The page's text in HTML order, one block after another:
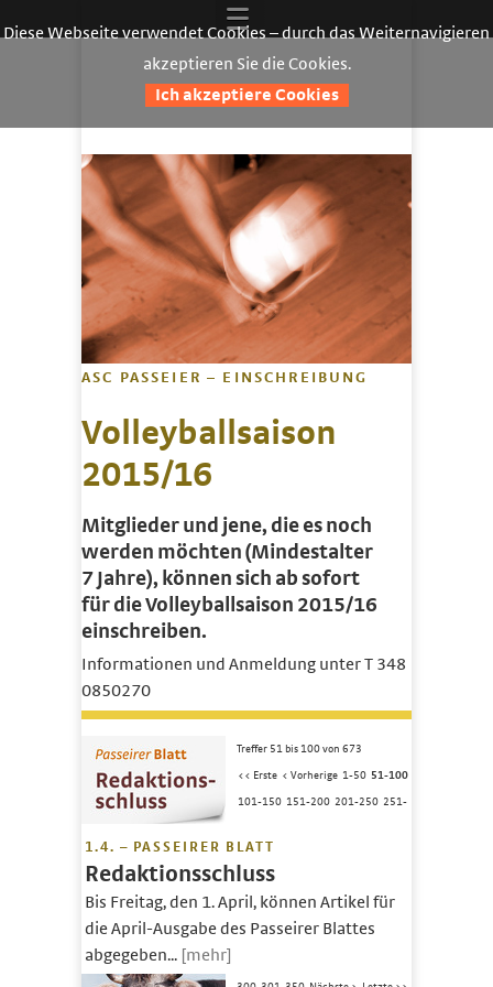
ASC PASSEIER – EINSCHREIBUNG
Volleyballsaison
2015/16
Mitglieder und jene, die es noch
werden möchten (Mindestalter
7 Jahre), können sich ab sofort
für die Volleyballsaison 2015/16
einschreiben.
Informationen und Anmeldung unter T 348
0850270
1.4. – PASSEIRER BLATT
Redaktionsschluss
Bis Freitag, den 1. April, können Artikel für
die April-Ausgabe des Passeirer Blattes
abgegeben... [mehr]
Treffer 51 bis 100 von 673
<< Erste < Vorherige 1-50 51-100
101-150 151-200 201-250 251-
Diese Webseite verwendet Cookies – durch das Weiternavigieren
akzeptieren Sie die Cookies.
Ich akzeptiere Cookies